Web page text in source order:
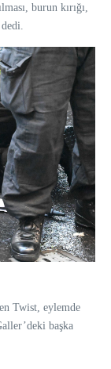
burun kırığı,
Twist, eylemde
başka